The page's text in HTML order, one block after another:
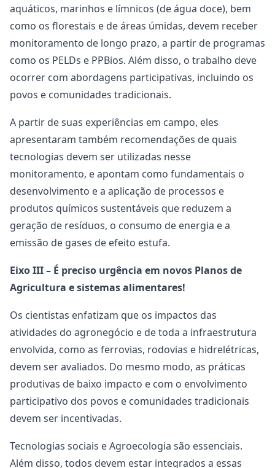
aquáticos, marinhos e límnicos (de água doce), bem
como os florestais e de áreas úmidas, devem receber
monitoramento de longo prazo, a partir de programas
como os PELDs e PPBios. Além disso, o trabalho deve
ocorrer com abordagens participativas, incluindo os
povos e comunidades tradicionais.
A partir de suas experiências em campo, eles
apresentaram também recomendações de quais
tecnologias devem ser utilizadas nesse
monitoramento, e apontam como fundamentais o
desenvolvimento e a aplicação de processos e
produtos químicos sustentáveis que reduzem a
geração de resíduos, o consumo de energia e a
emissão de gases de efeito estufa.
Eixo III – É preciso urgência em novos Planos de
Agricultura e sistemas alimentares!
Os cientistas enfatizam que os impactos das
atividades do agronegócio e de toda a infraestrutura
envolvida, como as ferrovias, rodovias e hidrelétricas,
devem ser avaliados. Do mesmo modo, as práticas
produtivas de baixo impacto e com o envolvimento
participativo dos povos e comunidades tradicionais
devem ser incentivadas.
Tecnologias sociais e Agroecologia são essenciais.
Além disso, todos devem estar integrados a essas